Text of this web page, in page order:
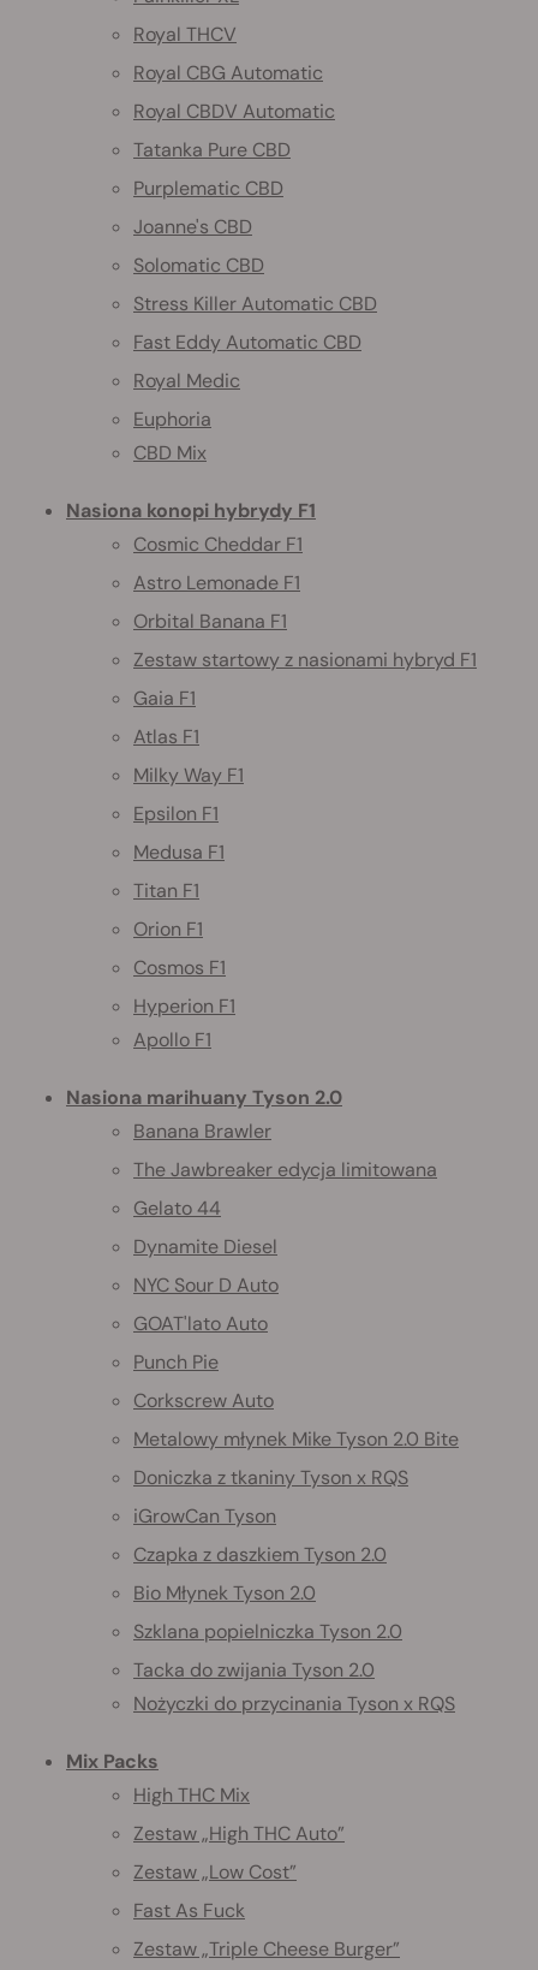
Royal THCV
Royal CBG Automatic
Royal CBDV Automatic
Tatanka Pure CBD
Purplematic CBD
Joanne's CBD
Solomatic CBD
Stress Killer Automatic CBD
Fast Eddy Automatic CBD
Royal Medic
Euphoria
CBD Mix
Nasiona konopi hybrydy F1
Cosmic Cheddar F1
Astro Lemonade F1
Orbital Banana F1
Zestaw startowy z nasionami hybryd F1
Gaia F1
Atlas F1
Milky Way F1
Epsilon F1
Medusa F1
Titan F1
Orion F1
Cosmos F1
Hyperion F1
Apollo F1
Nasiona marihuany Tyson 2.0
Banana Brawler
The Jawbreaker edycja limitowana
Gelato 44
Dynamite Diesel
NYC Sour D Auto
GOAT'lato Auto
Punch Pie
Corkscrew Auto
Metalowy młynek Mike Tyson 2.0 Bite
Doniczka z tkaniny Tyson x RQS
iGrowCan Tyson
Czapka z daszkiem Tyson 2.0
Bio Młynek Tyson 2.0
Szklana popielniczka Tyson 2.0
Tacka do zwijania Tyson 2.0
Nożyczki do przycinania Tyson x RQS
Mix Packs
High THC Mix
Zestaw „High THC Auto”
Zestaw „Low Cost”
Fast As Fuck
Zestaw „Triple Cheese Burger”